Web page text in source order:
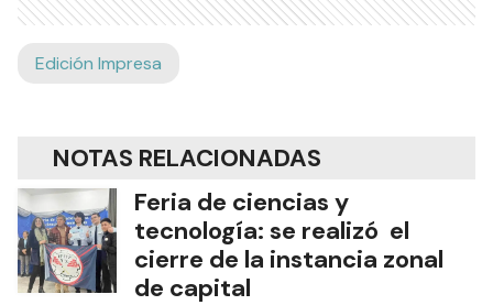
Edición Impresa
NOTAS RELACIONADAS
Feria de ciencias y
tecnología: se realizó el
cierre de la instancia zonal
de capital